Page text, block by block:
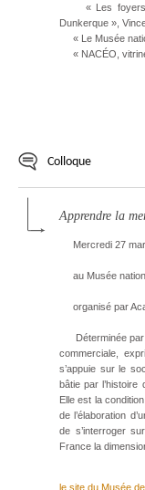
« Les foyers
Dunkerque »,
« Le Musée
« NACÉO,
Colloque
Apprendre la
Mercredi 27
au Musée
organisé par
Déterminée par
commerciale,
s’appuie sur le
bâtie par
Elle est la
de l’élaboration
de s’interroger
France la
le site du Musée